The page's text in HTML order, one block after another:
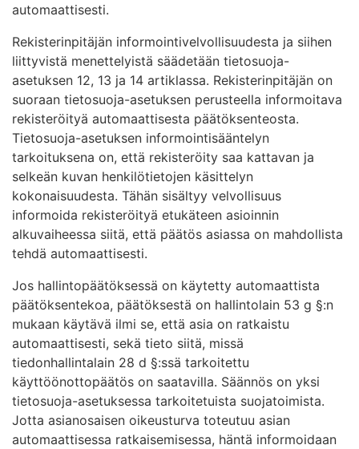
automaattisesti.
Rekisterinpitäjän informointivelvollisuudesta ja siihen
liittyvistä menettelyistä säädetään tietosuoja-
asetuksen 12, 13 ja 14 artiklassa. Rekisterinpitäjän on
suoraan tietosuoja-asetuksen perusteella informoitava
rekisteröityä automaattisesta päätöksenteosta.
Tietosuoja-asetuksen informointisääntelyn
tarkoituksena on, että rekisteröity saa kattavan ja
selkeän kuvan henkilötietojen käsittelyn
kokonaisuudesta. Tähän sisältyy velvollisuus
informoida rekisteröityä etukäteen asioinnin
alkuvaiheessa siitä, että päätös asiassa on mahdollista
tehdä automaattisesti.
Jos hallintopäätöksessä on käytetty automaattista
päätöksentekoa, päätöksestä on hallintolain 53 g §:n
mukaan käytävä ilmi se, että asia on ratkaistu
automaattisesti, sekä tieto siitä, missä
tiedonhallintalain 28 d §:ssä tarkoitettu
käyttöönottopäätös on saatavilla. Säännös on yksi
tietosuoja-asetuksessa tarkoitetuista suojatoimista.
Jotta asianosaisen oikeusturva toteutuu asian
automaattisessa ratkaisemisessa, häntä informoidaan